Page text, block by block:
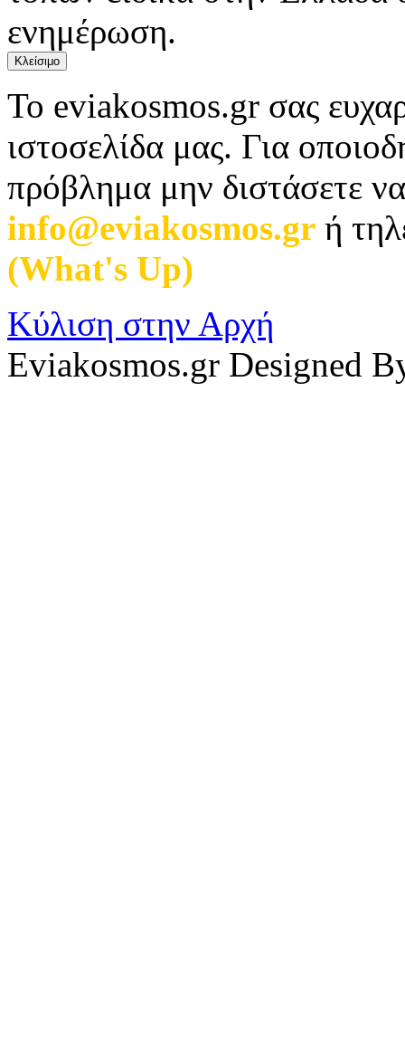
ενημέρωση.
Κλείσιμο
Το eviakosmos.gr σας
ιστοσελίδα μας. Για
πρόβλημα μην διστάσετε
info@eviakosmos.gr ή
(What's Up)
Κύλιση στην Αρχή
Eviakosmos.gr Designed